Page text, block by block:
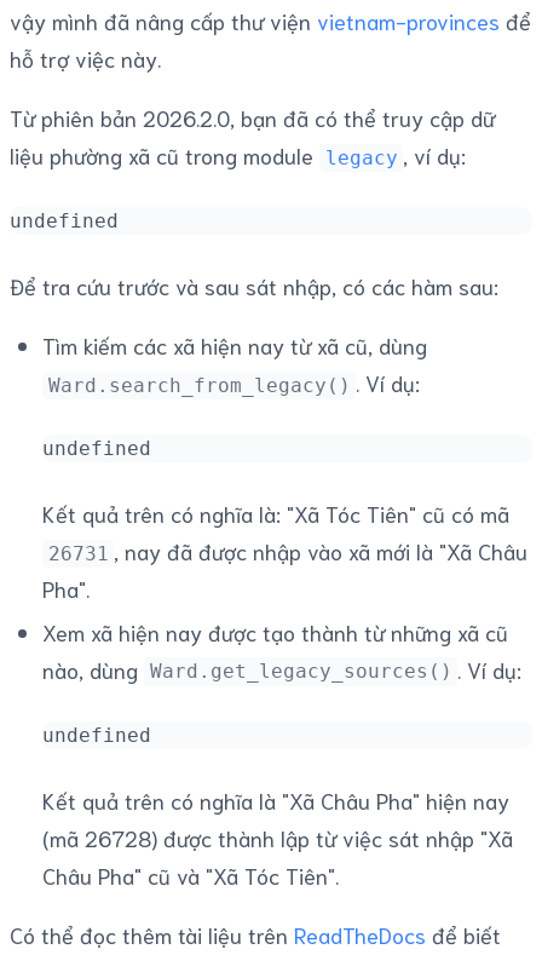
vậy mình đã nâng cấp thư viện vietnam-provinces để
hỗ trợ việc này.
Từ phiên bản 2026.2.0, bạn đã có thể truy cập dữ
liệu phường xã cũ trong module
legacy , ví dụ:
undefined
Để tra cứu trước và sau sát nhập, có các hàm sau:
Tìm kiếm các xã hiện nay từ xã cũ, dùng
Ward.search_from_legacy() . Ví dụ:
undefined
Kết quả trên có nghĩa là: "Xã Tóc Tiên" cũ có mã
26731 , nay đã được nhập vào xã mới là "Xã Châu
Pha".
Xem xã hiện nay được tạo thành từ những xã cũ
nào, dùng Ward.get_legacy_sources() . Ví dụ:
undefined
Kết quả trên có nghĩa là "Xã Châu Pha" hiện nay
(mã 26728) được thành lập từ việc sát nhập "Xã
Châu Pha" cũ và "Xã Tóc Tiên".
Có thể đọc thêm tài liệu trên ReadTheDocs để biết